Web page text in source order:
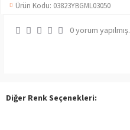
Ürün Kodu: 03823YBGML03050
0 yorum yapılmış.
Diğer Renk Seçenekleri: